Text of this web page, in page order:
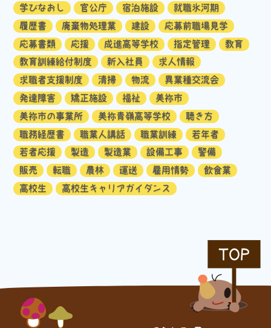
学びなおし
官公庁 宿泊施設
就職氷河期
履歴書
廃棄物処理業 建設
応募前職場見学
応募書類
応援 成進高等学校 指定管理
教育
教育訓練給付制度
新入社員
求人情報
求職者支援制度
清掃 物流
異業種交流会
発達障害
矯正施設 福祉
美祢市
美祢市の事業所
美祢青嶺高等学校
聴き方
職務経歴書
職業人講話 職業訓練
若年者
若者応援
製造 製造業 設備工事
警備
販売
転職 農林 運送 雇用情勢
飲食業
高校生
高校生キャリアガイダンス
TOP